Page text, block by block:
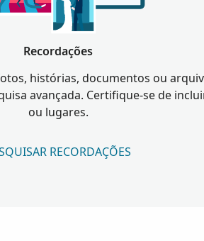
Recordações
histórias, documentos ou
avançada. Certifique-se de
ou lugares.
RECORDAÇÕES